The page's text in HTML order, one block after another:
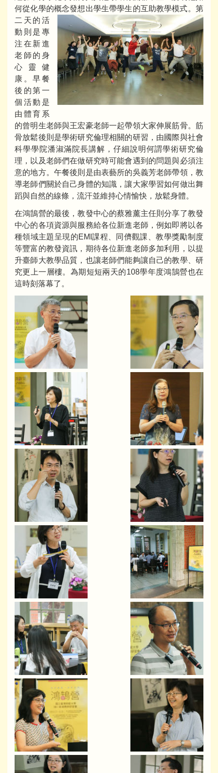
何從化學的概念發想出學生帶學生的互助教學模式。 第
二天的活
動則是專
注在新進
老師的身
心靈健
康。早餐
後的第一
個活動是
由體育系
的曾明生老師與王宏豪老師一起帶領大家伸展筋骨。筋
骨放鬆後則是學術研究倫理相關的研習，由國際與社會
科學學院潘淑滿院長講解，仔細說明何謂學術研究倫
理，以及老師們在做研究時可能會遇到的問題與必須注
意的地方。午餐後則是由表藝所的吳義芳老師帶領，教
導老師們關於自己身體的知識，讓大家學習如何做出舞
蹈與自然的線條，流汗並維持心情愉快，放鬆身體。
在鴻鵠營的最後，教發中心的蔡雅薰主任則分享了教發
中心的各項資源與服務給各位新進老師，例如即將以各
種領域主題呈現的EMI課程、同儕觀課、教學獎勵制度
等豐富的教發資訊，期待各位新進老師多加利用，以提
升臺師大教學品質，也讓老師們能夠讓自己的教學、研
究更上一層樓。為期短短兩天的108學年度鴻鵠營也在
這時刻落幕了。